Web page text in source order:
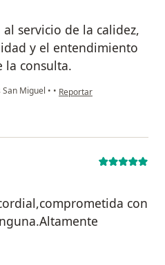
servicio de la calidez,
y el entendimiento
la consulta.
Miguel • • en opinión del usuario
Reportar
con